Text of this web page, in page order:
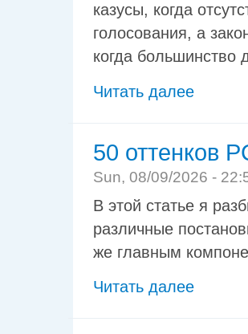
казусы, когда
голосования, а
когда большинство
Читать далее
50 оттенков
Sun, 08/09/2026 -
В этой статье я
различные
же главным
Читать далее